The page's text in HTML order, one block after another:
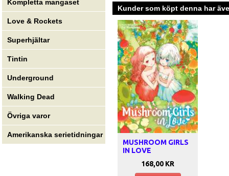
Kompletta mangaset
Love & Rockets
Superhjältar
Tintin
Underground
Walking Dead
Övriga varor
Amerikanska serietidningar
Kunder som köpt denna har
MUSHROOM GIRLS
IN LOVE
168,00 KR